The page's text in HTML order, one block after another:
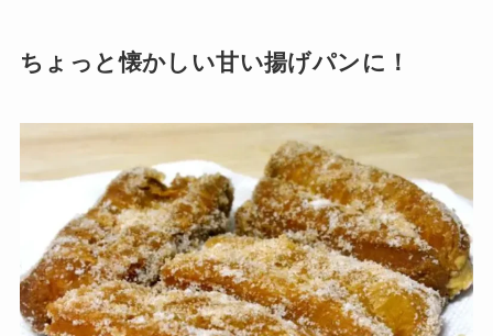
ちょっと懐かしい甘い揚げパンに！